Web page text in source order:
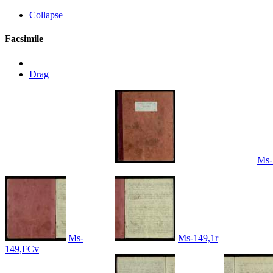
Collapse
Facsimile
Drag
Ms-
149,FCv
Ms-149,1r